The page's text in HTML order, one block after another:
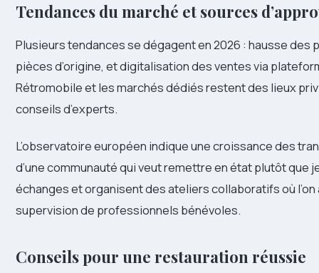
Tendances du marché et sources
Plusieurs tendances se dégagent en 2026 : hausse
pièces d’origine, et digitalisation des ventes via
Rétromobile et les marchés dédiés restent des lieux
conseils d’experts.
L’observatoire européen indique une croissance des
d’une communauté qui veut remettre en état plutôt que
échanges et organisent des ateliers collaboratifs où
supervision de professionnels bénévoles.
Conseils pour une restauration réussie